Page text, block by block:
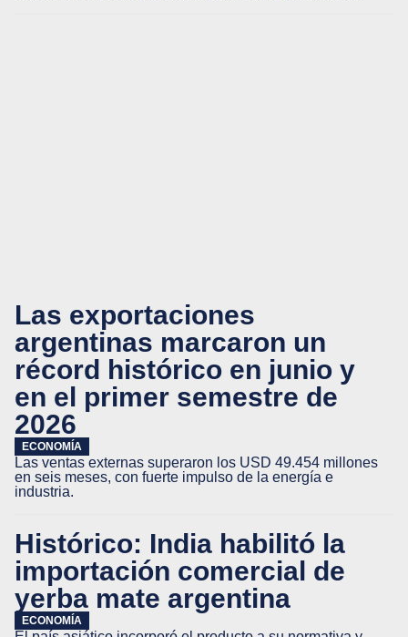
Las exportaciones
argentinas marcaron un
récord histórico en junio y
en el primer semestre de
2026
ECONOMÍA
Las ventas externas superaron los USD 49.454 millones
en seis meses, con fuerte impulso de la energía e
industria.
Histórico: India habilitó la
importación comercial de
yerba mate argentina
ECONOMÍA